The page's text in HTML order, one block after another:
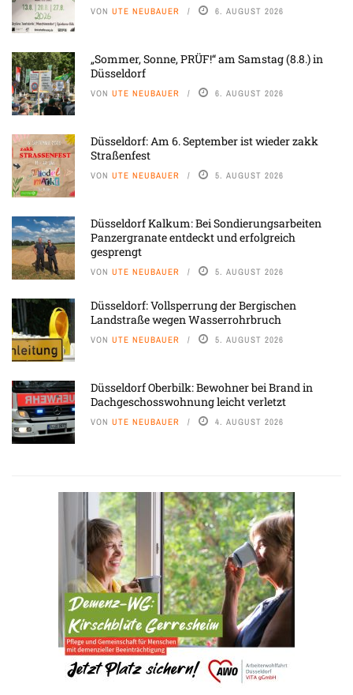
VON UTE NEUBAUER 6. AUGUST 2026
„Sommer, Sonne, PRÜF!“ am Samstag (8.8.) in
Düsseldorf
VON UTE NEUBAUER 6. AUGUST 2026
Düsseldorf: Am 6. September ist wieder zakk
Straßenfest
VON UTE NEUBAUER 5. AUGUST 2026
Düsseldorf Kalkum: Bei Sondierungsarbeiten
Panzergranate entdeckt und erfolgreich
gesprengt
VON UTE NEUBAUER 5. AUGUST 2026
Düsseldorf: Vollsperrung der Bergischen
Landstraße wegen Wasserrohrbruch
VON UTE NEUBAUER 5. AUGUST 2026
Düsseldorf Oberbilk: Bewohner bei Brand in
Dachgeschosswohnung leicht verletzt
VON UTE NEUBAUER 4. AUGUST 2026